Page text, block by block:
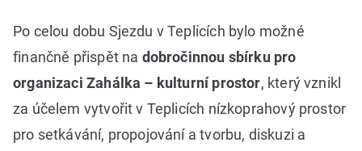
Po celou dobu Sjezdu v Teplicích bylo možné
finančně přispět na dobročinnou sbírku pro
organizaci Zahálka – kulturní prostor, který vznikl
za účelem vytvořit v Teplicích nízkoprahový prostor
pro setkávání, propojování a tvorbu, diskuzi a